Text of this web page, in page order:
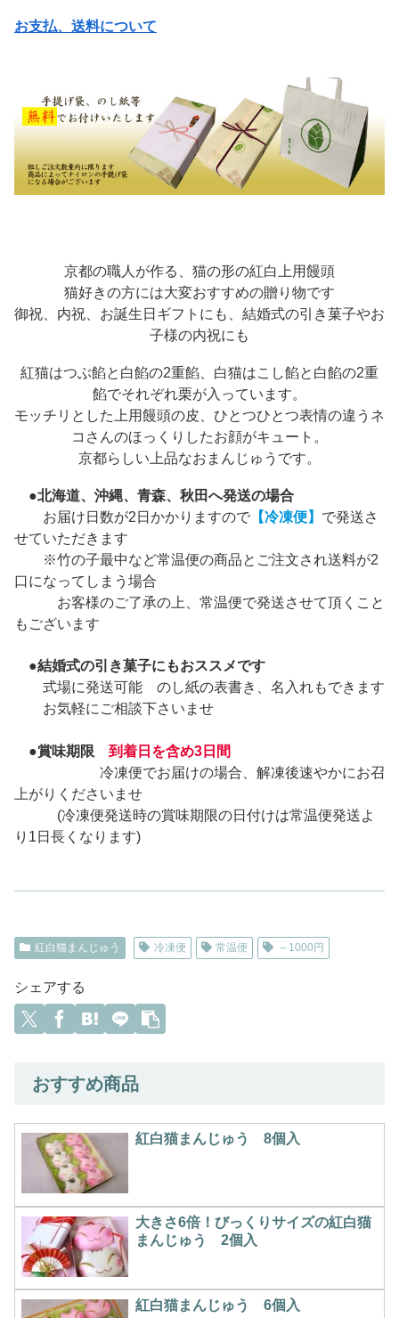
お支払、送料について
京都の職人が作る、猫の形の紅白上用饅頭
猫好きの方には大変おすすめの贈り物です
御祝、内祝、お誕生日ギフトにも、結婚式の引き菓子やお
子様の内祝にも
紅猫はつぶ餡と白餡の2重餡、白猫はこし餡と白餡の2重
餡でそれぞれ栗が入っています。
モッチリとした上用饅頭の皮、ひとつひとつ表情の違うネ
コさんのほっくりしたお顔がキュート。
京都らしい上品なおまんじゅうです。
●北海道、沖縄、青森、秋田へ発送の場合
お届け日数が2日かかりますので 【冷凍便】 で発送さ
せていただきます
※竹の子最中など常温便の商品とご注文され送料が2
口になってしまう場合
お客様のご了承の上、常温便で発送させて頂くこと
もございます
●結婚式の引き菓子にもおススメです
式場に発送可能 のし紙の表書き、名入れもできます
お気軽にご相談下さいませ
●賞味期限
到着日を含め3日間
冷凍便でお届けの場合、解凍後速やかにお召
上がりくださいませ
(冷凍便発送時の賞味期限の日付けは常温便発送よ
り1日長くなります)
紅白猫まんじゅう 冷凍便 常温便 ～1000円
シェアする
おすすめ商品
紅白猫まんじゅう 8個入
大きさ6倍！びっくりサイズの紅白猫
まんじゅう 2個入
紅白猫まんじゅう 6個入